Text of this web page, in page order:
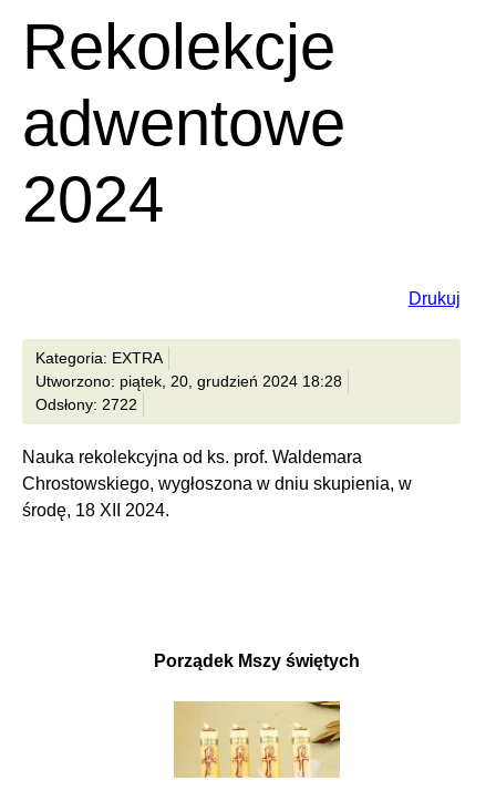
Rekolekcje
adwentowe
2024
Drukuj
Kategoria: EXTRA
Utworzono: piątek, 20, grudzień 2024 18:28
Odsłony: 2722
Nauka rekolekcyjna od ks. prof. Waldemara
Chrostowskiego, wygłoszona w dniu skupienia, w
środę, 18 XII 2024.
Porządek Mszy świętych